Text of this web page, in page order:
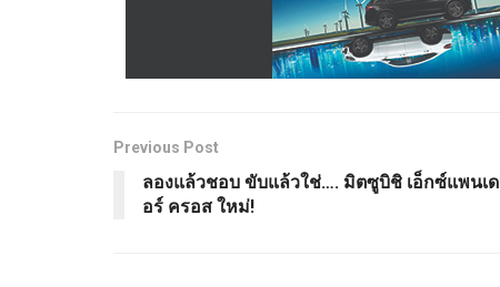
Previous Post
ลองแล้วชอบ ขับแล้วใช่…. มิตซูบิชิ เอ็กซ์แพนเด
อร์ ครอส ใหม่!